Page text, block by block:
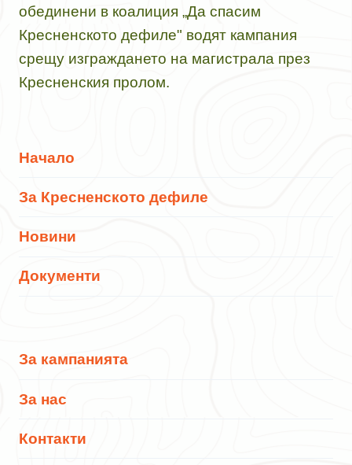
обединени в коалиция „Да спасим
Кресненското дефиле" водят кампания
срещу изграждането на магистрала през
Кресненския пролом.
Начало
За Кресненското дефиле
Новини
Документи
За кампанията
За нас
Контакти